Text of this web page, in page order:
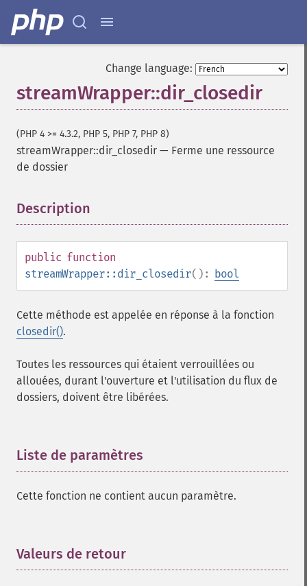
Change language:
streamWrapper::dir_closedir
(PHP 4 >= 4.3.2, PHP 5, PHP 7, PHP 8)
streamWrapper::dir_closedir — Ferme une ressource
de dossier
Description
public function
streamWrapper::dir_closedir(): bool
Cette méthode est appelée en réponse à la fonction
closedir().
Toutes les ressources qui étaient verrouillées ou
allouées, durant l'ouverture et l'utilisation du flux de
dossiers, doivent être libérées.
Liste de paramètres
Cette fonction ne contient aucun paramètre.
Valeurs de retour